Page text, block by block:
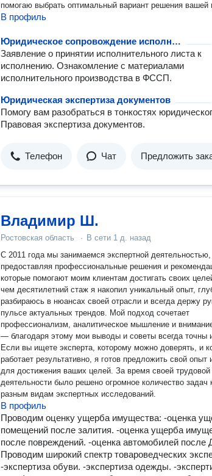
помогаю выбрать оптимальный вариант решения вашей
В профиль
Юридическое сопровождение исполнительного производства
Заявление о принятии исполнительного листа к
исполнению. Ознакомление с материалами
исполнительного производства в ФССП.
Юридическая экспертиза документов
Помогу вам разобраться в тонкостях
Правовая экспертиза документов.
Телефон Чат Предложить
Владимир Ш.
Ростовская область · В сети 1 д. назад
С 2011 года мы занимаемся экспертной деятельностью,
предоставляя профессиональные решения и
которые помогают моим клиентам достигать своих
чем десятилетний стаж я накопил уникальный опыт,
разбираюсь в нюансах своей отрасли и всегда держу
пульсе актуальных трендов. Мой подход сочетает
профессионализм, аналитическое мышление и
— благодаря этому мои выводы и советы всегда точны
Если вы ищете эксперта, которому можно доверять, и
работает результативно, я готов предложить свой опыт
для достижения ваших целей. За время своей трудовой
деятельности было решено огромное количество задач
разным видам экспертных исследований.
В профиль
Проводим оценку ущерба имущества: -оценка
помещений после залития. -оценка ущерба
после повреждений. -оценка автомобилей после
Проводим широкий спектр товароведческих
-экспертиза обуви. -экспертиза одежды. -